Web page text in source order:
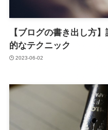
【ブログの書き出し方
的なテクニック
2023-06-02